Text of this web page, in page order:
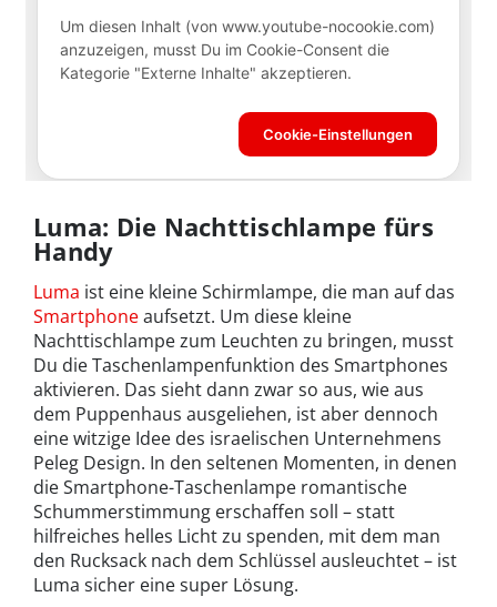
Luma: Die Nachttischlampe fürs
Handy
Luma ist eine kleine Schirmlampe, die man auf das
Smartphoneaufsetzt. Um diese kleine
Nachttischlampe zum Leuchten zu bringen, musst
Du die Taschenlampenfunktion des Smartphones
aktivieren. Das sieht dann zwar so aus, wie aus
dem Puppenhaus ausgeliehen, ist aber dennoch
eine witzige Idee des israelischen Unternehmens
Peleg Design. In den seltenen Momenten, in denen
die Smartphone-Taschenlampe romantische
Schummerstimmung erschaffen soll – statt
hilfreiches helles Licht zu spenden, mit dem man
den Rucksack nach dem Schlüssel ausleuchtet – ist
Luma sicher eine super Lösung.